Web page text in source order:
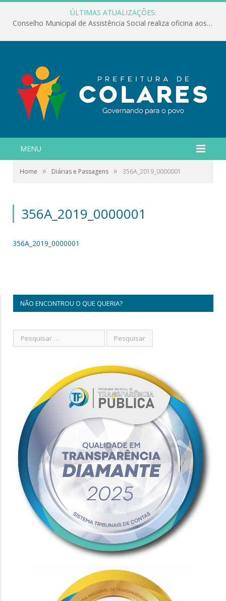
ÚLTIMAS ATUALIZAÇÕES:
Conselho Municipal de Assistência Social realiza oficina aos servidores
MENU
Home » Diárias e Passagens » 356A_2019_0000001
356A_2019_0000001
356A_2019_0000001
NÃO ENCONTROU O QUE QUERIA?